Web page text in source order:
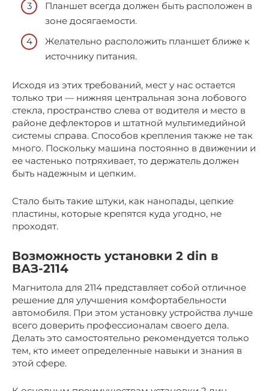
Планшет всегда должен быть расположен в
зоне досягаемости.
Желательно расположить планшет ближе к
источнику питания.
Исходя из этих требований, мест у нас остается
только три — нижняя центральная зона лобового
стекла, пространство слева от водителя и место в
районе дефлекторов и штатной мультимедийной
системы справа. Способов крепления также не так
много. Поскольку машина постоянно в движении и
ее частенько потряхивает, то держатель должен
быть надежным и цепким.
Стало быть такие штуки, как нанопады, цепкие
пластины, которые крепятся куда угодно, не
проходят.
Возможность установки 2 din в
ВАЗ-2114
Магнитола для 2114 представляет собой отличное
решение для улучшения комфортабельности
автомобиля. При этом установку устройства лучше
всего доверить профессионалам своего дела.
Делать это самостоятельно рекомендуется только
тем, кто имеет определенные навыки и знания в
этой сфере.